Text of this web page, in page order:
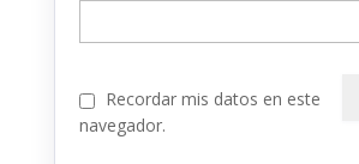
Recordar mis datos en este
navegador.